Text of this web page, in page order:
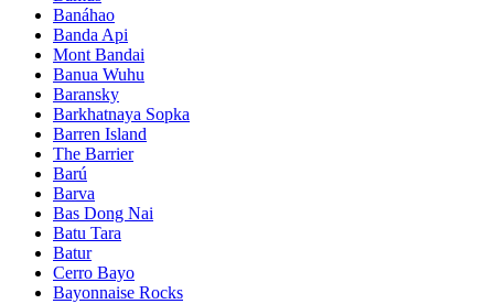
Banáhao
Banda Api
Mont Bandai
Banua Wuhu
Baransky
Barkhatnaya Sopka
Barren Island
The Barrier
Barú
Barva
Bas Dong Nai
Batu Tara
Batur
Cerro Bayo
Bayonnaise Rocks